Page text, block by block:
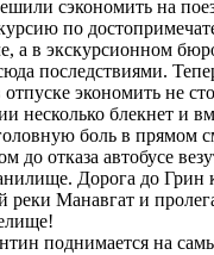
сэкономить на
по
а в экскурсионном
последствиями.
экономить не
несколько блекнет и
боль в прямом
до отказа автобусе
Дорога до Грин
Манавгат и
поднимается на